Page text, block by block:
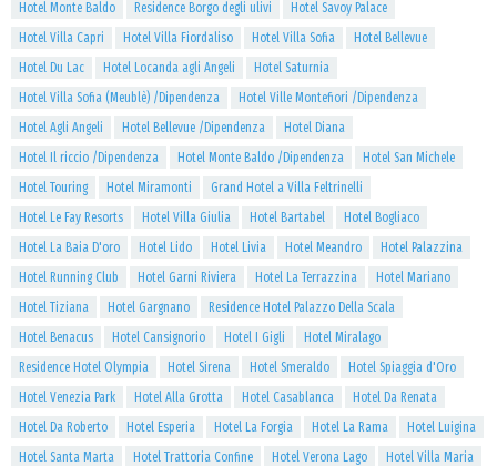
Hotel Monte Baldo Residence Borgo degli ulivi
Hotel Savoy Palace
Hotel Villa Capri
Hotel Villa Fiordaliso Hotel Villa Sofia
Hotel Bellevue
Hotel Du Lac
Hotel Locanda agli Angeli
Hotel Saturnia
Hotel Villa Sofia (Meublè) /Dipendenza
Hotel Ville Montefiori /Dipendenza
Hotel Agli Angeli
Hotel Bellevue /Dipendenza
Hotel Diana
Hotel Il riccio /Dipendenza
Hotel Monte Baldo /Dipendenza
Hotel San Michele
Hotel Touring
Hotel Miramonti
Grand Hotel a Villa Feltrinelli
Hotel Le Fay Resorts
Hotel Villa Giulia Hotel Bartabel
Hotel Bogliaco
Hotel La Baia D'oro
Hotel Lido Hotel Livia Hotel Meandro
Hotel Palazzina
Hotel Running Club
Hotel Garni Riviera Hotel La Terrazzina
Hotel Mariano
Hotel Tiziana
Hotel Gargnano
Residence Hotel Palazzo Della Scala
Hotel Benacus
Hotel Cansignorio Hotel I Gigli
Hotel Miralago
Residence Hotel Olympia
Hotel Sirena Hotel Smeraldo
Hotel Spiaggia d'Oro
Hotel Venezia Park
Hotel Alla Grotta Hotel Casablanca
Hotel Da Renata
Hotel Da Roberto
Hotel Esperia Hotel La Forgia Hotel La Rama
Hotel Luigina
Hotel Santa Marta
Hotel Trattoria Confine Hotel Verona Lago
Hotel Villa Maria